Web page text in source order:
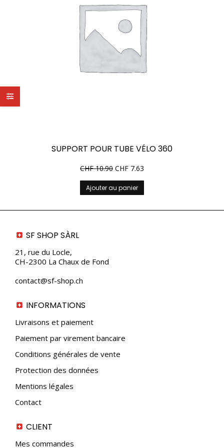
SUPPORT POUR TUBE VÉLO 360
CHF10.90 CHF 7.63
Ajouter au panier
SF SHOP SÀRL
21, rue du Locle,
CH-2300 La Chaux de Fond
contact@sf-shop.ch
INFORMATIONS
Livraisons et paiement
Paiement par virement bancaire
Conditions générales de vente
Protection des données
Mentions légales
Contact
CLIENT
Mes commandes